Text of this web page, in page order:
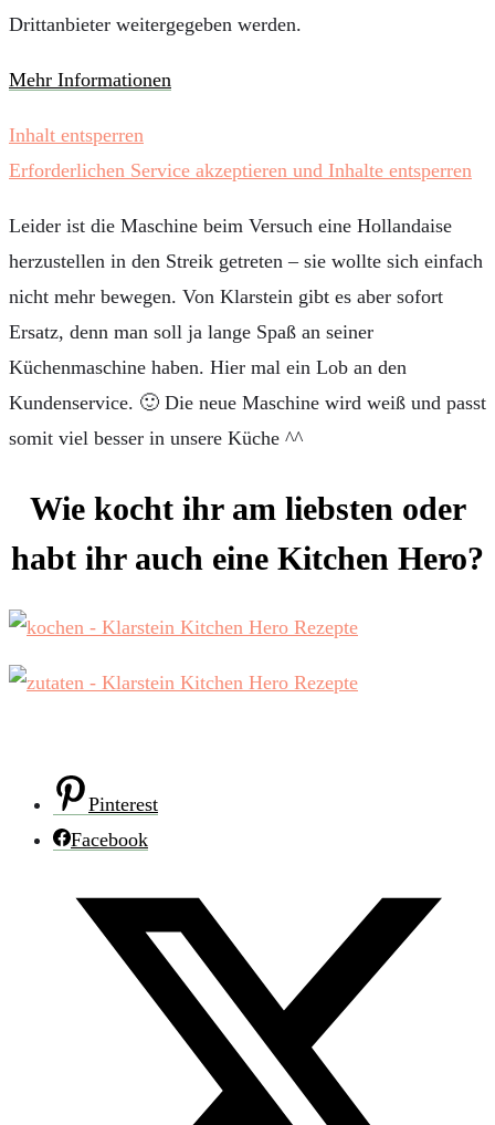
Drittanbieter weitergegeben werden.
Mehr Informationen
Inhalt entsperren
Erforderlichen Service akzeptieren und Inhalte entsperren
Leider ist die Maschine beim Versuch eine Hollandaise
herzustellen in den Streik getreten – sie wollte sich einfach
nicht mehr bewegen. Von Klarstein gibt es aber sofort
Ersatz, denn man soll ja lange Spaß an seiner
Küchenmaschine haben. Hier mal ein Lob an den
Kundenservice. 🙂 Die neue Maschine wird weiß und passt
somit viel besser in unsere Küche ^^
Wie kocht ihr am liebsten oder
habt ihr auch eine Kitchen Hero?
Pinterest
Facebook